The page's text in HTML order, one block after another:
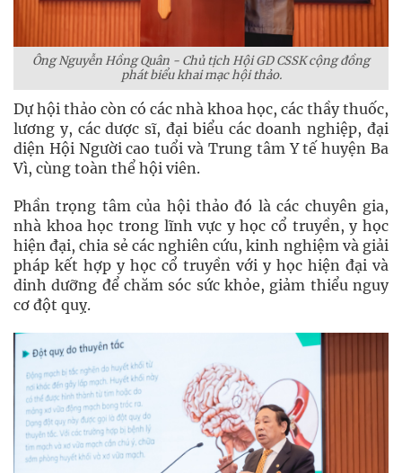
Ông Nguyễn Hồng Quân - Chủ tịch Hội GD CSSK cộng đồng
phát biểu khai mạc hội thảo.
Dự hội thảo còn có các nhà khoa học, các thầy thuốc,
lương y, các dược sĩ, đại biểu các doanh nghiệp, đại
diện Hội Người cao tuổi và Trung tâm Y tế huyện Ba
Vì, cùng toàn thể hội viên.
Phần trọng tâm của hội thảo đó là các chuyên gia,
nhà khoa học trong lĩnh vực y học cổ truyền, y học
hiện đại, chia sẻ các nghiên cứu, kinh nghiệm và giải
pháp kết hợp y học cổ truyền với y học hiện đại và
dinh dưỡng để chăm sóc sức khỏe, giảm thiểu nguy
cơ đột quỵ.